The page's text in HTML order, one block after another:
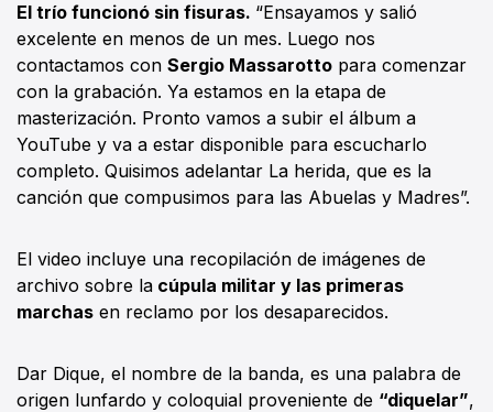
El trío funcionó sin fisuras. “Ensayamos y salió
excelente en menos de un mes. Luego nos
contactamos con Sergio Massarotto para comenzar
con la grabación. Ya estamos en la etapa de
masterización. Pronto vamos a subir el álbum a
YouTube y va a estar disponible para escucharlo
completo. Quisimos adelantar La herida, que es la
canción que compusimos para las Abuelas y Madres”.
El video incluye una recopilación de imágenes de
archivo sobre la cúpula militar y las primeras
marchas en reclamo por los desaparecidos.
Dar Dique, el nombre de la banda, es una palabra de
origen lunfardo y coloquial proveniente de “diquelar”,